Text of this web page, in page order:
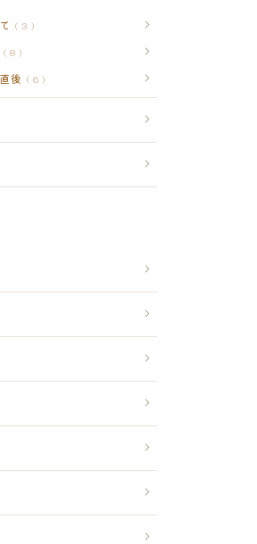
3
8
後 6